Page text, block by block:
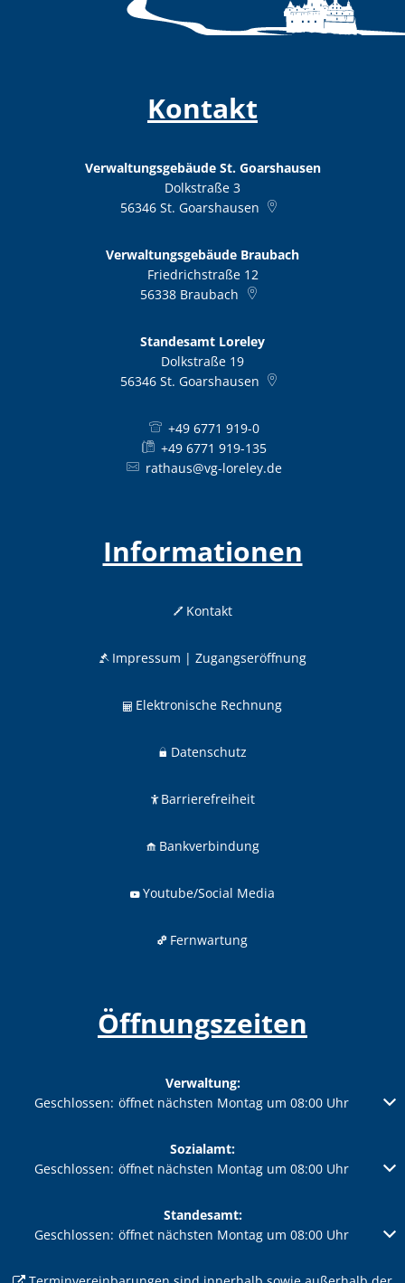
Kontakt
Verwaltungsgebäude St. Goarshausen
Dolkstraße 3
56346 St. Goarshausen
Verwaltungsgebäude Braubach
Friedrichstraße 12
56338 Braubach
Standesamt Loreley
Dolkstraße 19
56346 St. Goarshausen
+49 6771 919-0
+49 6771 919-135
rathaus@vg-loreley.de
Informationen
Kontakt
Impressum | Zugangseröffnung
Elektronische Rechnung
Datenschutz
Barrierefreiheit
Bankverbindung
Youtube/Social Media
Fernwartung
Öffnungszeiten
Verwaltung:
Klicken, um weitere Öffnungs- oder Schließzeiten auszublenden
Geschlossen: öffnet nächsten Montag um 08:00 Uhr
Sozialamt:
Klicken, um weitere Öffnungs- oder Schließzeiten auszublenden
Geschlossen: öffnet nächsten Montag um 08:00 Uhr
Standesamt:
Klicken, um weitere Öffnungs- oder Schließzeiten auszublenden
Geschlossen: öffnet nächsten Montag um 08:00 Uhr